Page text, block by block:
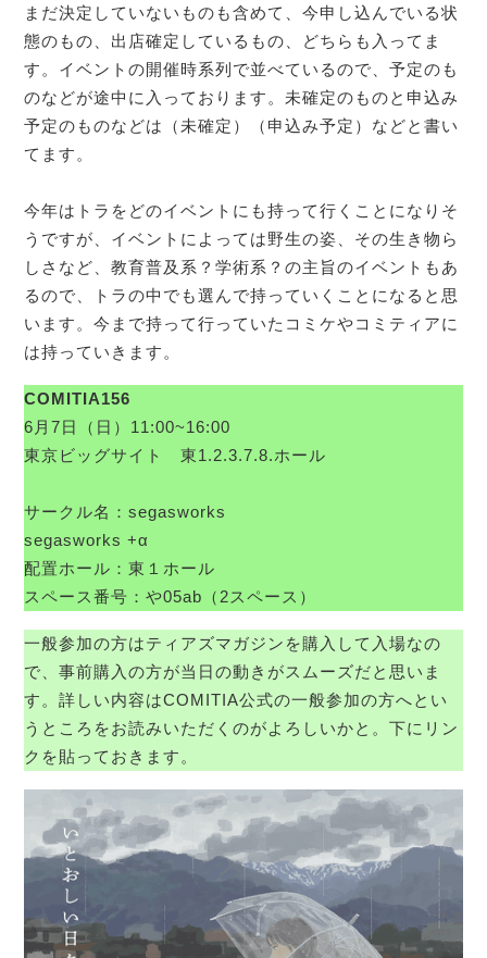
まだ決定していないものも含めて、今申し込んでいる状
態のもの、出店確定しているもの、どちらも入ってま
す。イベントの開催時系列で並べているので、予定のも
のなどが途中に入っております。未確定のものと申込み
予定のものなどは（未確定）（申込み予定）などと書い
てます。
今年はトラをどのイベントにも持って行くことになりそ
うですが、イベントによっては野生の姿、その生き物ら
しさなど、教育普及系？学術系？の主旨のイベントもあ
るので、トラの中でも選んで持っていくことになると思
います。今まで持って行っていたコミケやコミティアに
は持っていきます。
COMITIA156
6月7日（日）11:00~16:00
東京ビッグサイト 東1.2.3.7.8.ホール
サークル名：segasworks
segasworks +α
配置ホール：東１ホール
スペース番号：や05ab（2スペース）
一般参加の方はティアズマガジンを購入して入場なの
で、事前購入の方が当日の動きがスムーズだと思いま
す。詳しい内容はCOMITIA公式の一般参加の方へとい
うところをお読みいただくのがよろしいかと。下にリン
クを貼っておきます。